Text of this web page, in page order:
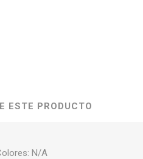
ESTE PRODUCTO
N/A